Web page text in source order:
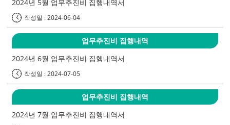
2024년 5월 업무추진비 집행내역서
작성일 : 2024-06-04
업무추진비 집행내역
2024년 6월 업무추진비 집행내역서
작성일 : 2024-07-05
업무추진비 집행내역
2024년 7월 업무추진비 집행내역서